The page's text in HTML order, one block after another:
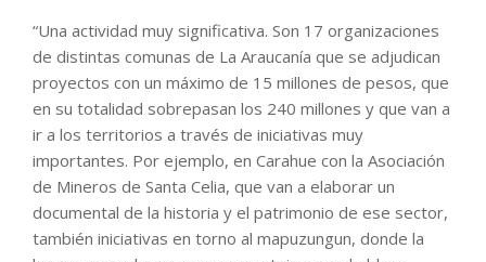
“Una actividad muy significativa. Son 17 organizaciones
de distintas comunas de La Araucanía que se adjudican
proyectos con un máximo de 15 millones de pesos, que
en su totalidad sobrepasan los 240 millones y que van a
ir a los territorios a través de iniciativas muy
importantes. Por ejemplo, en Carahue con la Asociación
de Mineros de Santa Celia, que van a elaborar un
documental de la historia y el patrimonio de ese sector,
también iniciativas en torno al mapuzungun, donde la